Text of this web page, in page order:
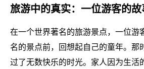
旅游中的真实：一位游客的故
在一个世界著名的旅游景点，一位游
名的景点前，回想起自己的童年。那
过了无数快乐的时光。家人因为生活